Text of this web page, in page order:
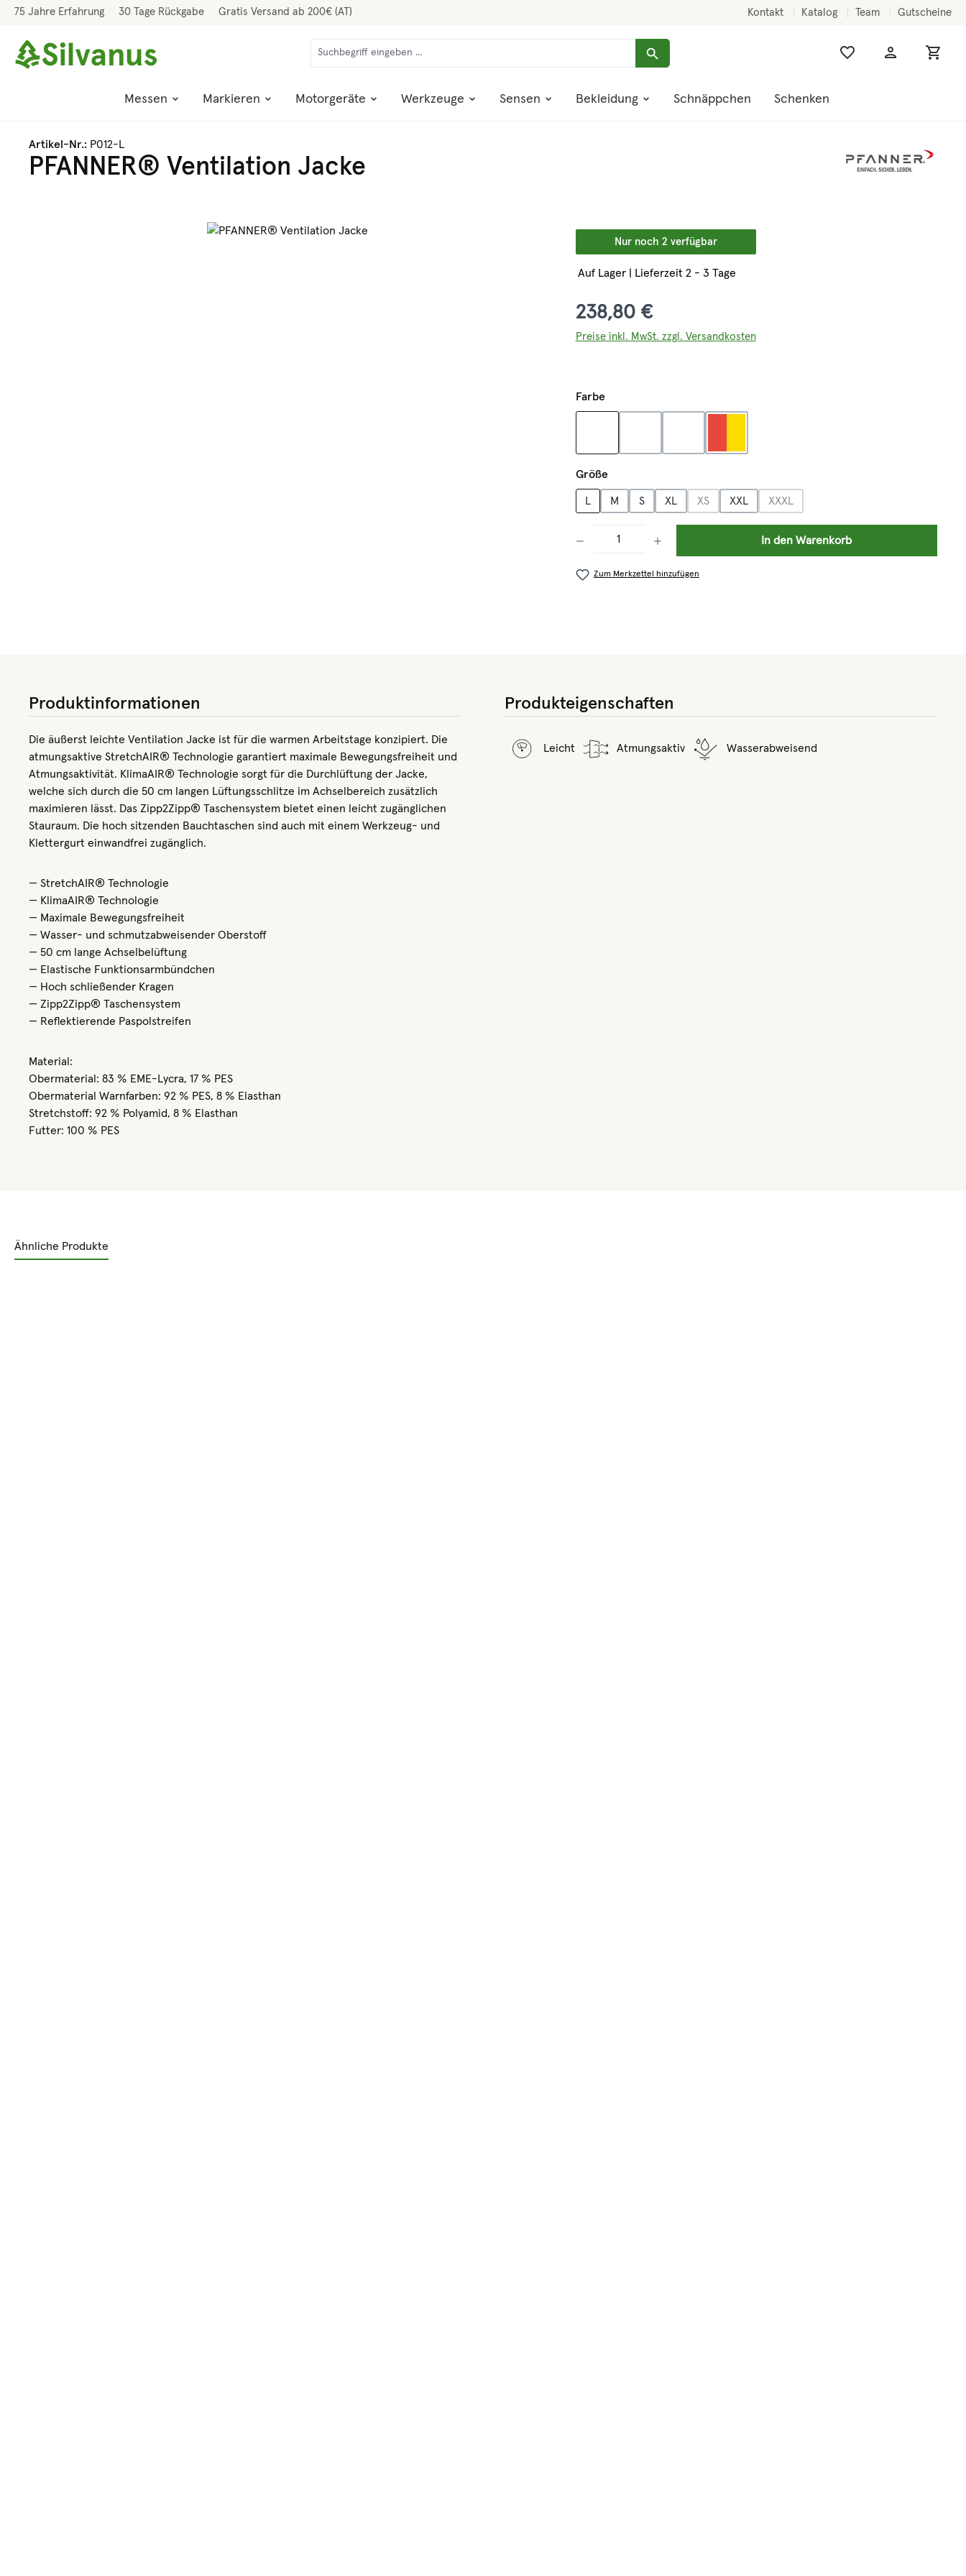
Hauptinhalt springen
Zur Suche springen
Zur Hauptnavigation springen
75 Jahre Erfahrung 30 Tage Rückgabe Gratis Versand ab 200€ (AT) Kontakt Katalog Team Gutscheine
Messen Markieren Motorgeräte Werkzeuge Sensen Bekleidung Schnäppchen Schenken
Artikel-Nr.: P012-L
PFANNER® Ventilation Jacke
Nur noch 2 verfügbar
Auf Lager | Lieferzeit 2 - 3 Tage
238,80 €
Preise inkl. MwSt. zzgl. Versandkosten
Farbeauswählen
Größeauswählen
L M S XL XS XXL XXXL
In den Warenkorb
Zum Merkzettel hinzufügen
Produktinformationen
Die äußerst leichte Ventilation Jacke ist für die warmen Arbeitstage konzipiert. Die
atmungsaktive StretchAIR® Technologie garantiert maximale Bewegungsfreiheit und
Atmungsaktivität. KlimaAIR® Technologie sorgt für die Durchlüftung der Jacke,
welche sich durch die 50 cm langen Lüftungsschlitze im Achselbereich zusätzlich
maximieren lässt. Das Zipp2Zipp® Taschensystem bietet einen leicht zugänglichen
Stauraum. Die hoch sitzenden Bauchtaschen sind auch mit einem Werkzeug- und
Klettergurt einwandfrei zugänglich.
— StretchAIR® Technologie
— KlimaAIR® Technologie
— Maximale Bewegungsfreiheit
— Wasser- und schmutzabweisender Oberstoff
— 50 cm lange Achselbelüftung
— Elastische Funktionsarmbündchen
— Hoch schließender Kragen
— Zipp2Zipp® Taschensystem
— Reflektierende Paspolstreifen
Material:
Obermaterial: 83 % EME-Lycra, 17 % PES
Obermaterial Warnfarben: 92 % PES, 8 % Elasthan
Stretchstoff: 92 % Polyamid, 8 % Elasthan
Futter: 100 % PES
Produkteigenschaften
Leicht Atmungsaktiv Wasserabweisend
Ähnliche Produkte